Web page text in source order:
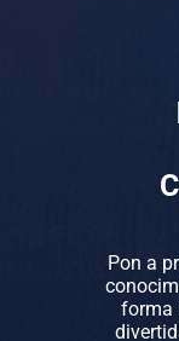
Pon a
forma